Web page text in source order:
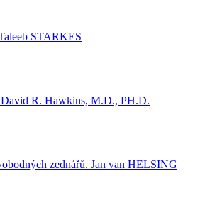
STARKES
David R. Hawkins, M.D., PH.D.
zednářů. Jan van HELSING